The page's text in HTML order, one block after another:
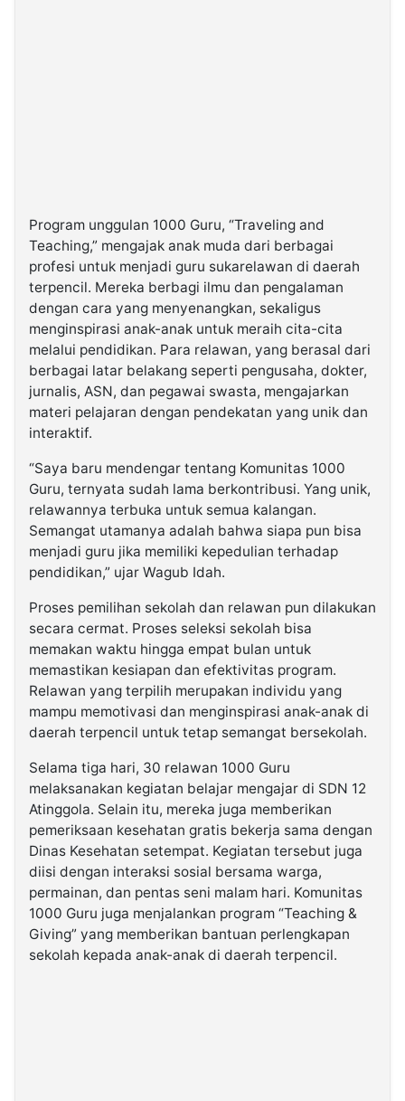
Program unggulan 1000 Guru, “Traveling and
Teaching,” mengajak anak muda dari berbagai
profesi untuk menjadi guru sukarelawan di daerah
terpencil. Mereka berbagi ilmu dan pengalaman
dengan cara yang menyenangkan, sekaligus
menginspirasi anak-anak untuk meraih cita-cita
melalui pendidikan. Para relawan, yang berasal dari
berbagai latar belakang seperti pengusaha, dokter,
jurnalis, ASN, dan pegawai swasta, mengajarkan
materi pelajaran dengan pendekatan yang unik dan
interaktif.
“Saya baru mendengar tentang Komunitas 1000
Guru, ternyata sudah lama berkontribusi. Yang unik,
relawannya terbuka untuk semua kalangan.
Semangat utamanya adalah bahwa siapa pun bisa
menjadi guru jika memiliki kepedulian terhadap
pendidikan,” ujar Wagub Idah.
Proses pemilihan sekolah dan relawan pun dilakukan
secara cermat. Proses seleksi sekolah bisa
memakan waktu hingga empat bulan untuk
memastikan kesiapan dan efektivitas program.
Relawan yang terpilih merupakan individu yang
mampu memotivasi dan menginspirasi anak-anak di
daerah terpencil untuk tetap semangat bersekolah.
Selama tiga hari, 30 relawan 1000 Guru
melaksanakan kegiatan belajar mengajar di SDN 12
Atinggola. Selain itu, mereka juga memberikan
pemeriksaan kesehatan gratis bekerja sama dengan
Dinas Kesehatan setempat. Kegiatan tersebut juga
diisi dengan interaksi sosial bersama warga,
permainan, dan pentas seni malam hari. Komunitas
1000 Guru juga menjalankan program “Teaching &
Giving” yang memberikan bantuan perlengkapan
sekolah kepada anak-anak di daerah terpencil.